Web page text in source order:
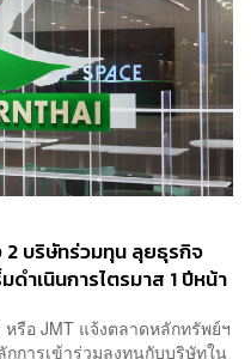
2 บริษัทร่วมทุน ลุยธุรกิจ
ดำเนินการไตรมาส 1 ปีหน้า
หรือ JMT แจ้งตลาดหลักทรัพย์ฯ
การเข้าร่วมลงทุนกับบริษัทใน